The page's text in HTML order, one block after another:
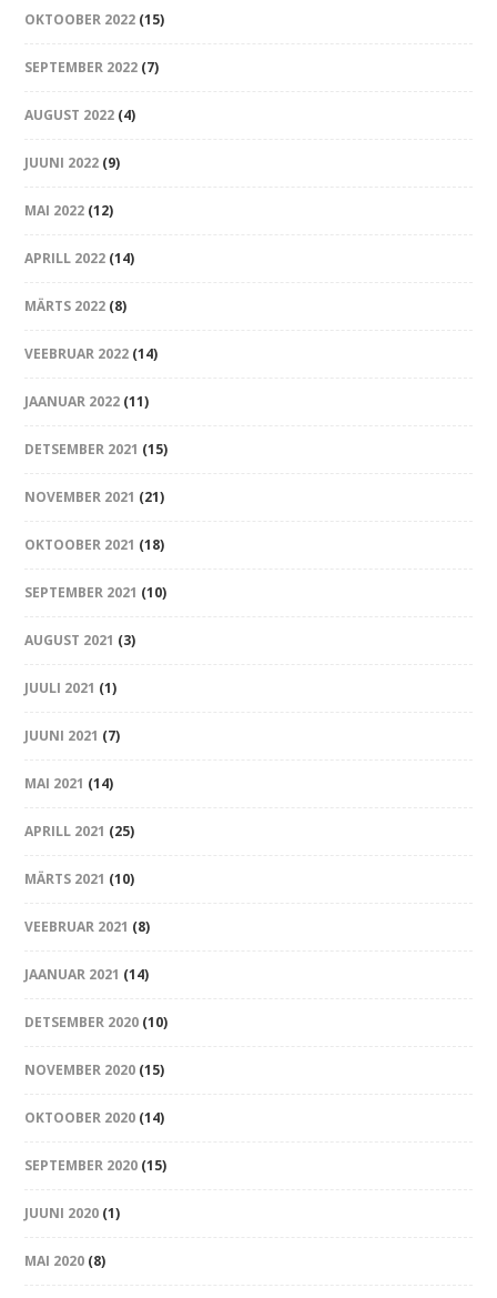
OKTOOBER 2022 (15)
SEPTEMBER 2022 (7)
AUGUST 2022 (4)
JUUNI 2022 (9)
MAI 2022 (12)
APRILL 2022 (14)
MÄRTS 2022 (8)
VEEBRUAR 2022 (14)
JAANUAR 2022 (11)
DETSEMBER 2021 (15)
NOVEMBER 2021 (21)
OKTOOBER 2021 (18)
SEPTEMBER 2021 (10)
AUGUST 2021 (3)
JUULI 2021 (1)
JUUNI 2021 (7)
MAI 2021 (14)
APRILL 2021 (25)
MÄRTS 2021 (10)
VEEBRUAR 2021 (8)
JAANUAR 2021 (14)
DETSEMBER 2020 (10)
NOVEMBER 2020 (15)
OKTOOBER 2020 (14)
SEPTEMBER 2020 (15)
JUUNI 2020 (1)
MAI 2020 (8)